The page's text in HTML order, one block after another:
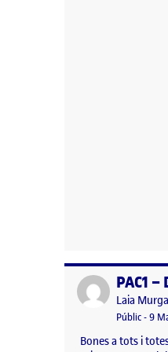
Publicat per
Publicat
Laia
Visibilitat:
Públic-9
Bones a tots i